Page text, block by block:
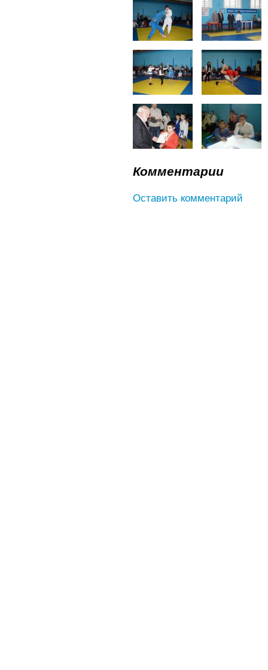
Комментарии
Оставить комментарий